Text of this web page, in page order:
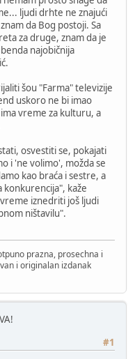
ljudi drhte ne znajući
da Bog postoji. Sa
za druge, znam da je
najobičnija
šou "Farma" televizije
uskoro ne bi imao
vreme za kulturu, a
osvestiti se, pokajati
i 'ne volimo', možda se
kao braća i sestre, a
konkurencija", kaže
iznedriti još ljudi
ništavilu".
prazna, prosechna i
i originalan izdanak
#1